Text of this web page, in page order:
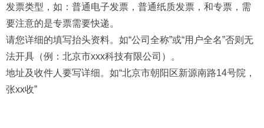
发票类型，如：普通电子发票，普通纸质发票，和专票，需
要注意的是专票需要快递。
请您详细的填写抬头资料。如“公司全称”或“用户全名”否则无
法开具（例：北京市xxx科技有限公司）。
地址及收件人要写详细。如“北京市朝阳区新源南路14号院，
张xx收”